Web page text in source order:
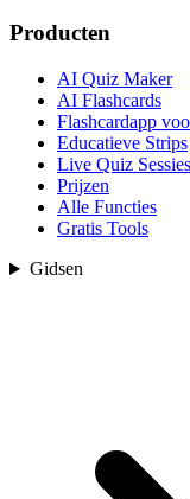
Producten
AI Quiz Maker
AI Flashcards
Flashcardapp
Educatieve Strips
Live Quiz Sessies
Prijzen
Alle Functies
Gratis Tools
Gidsen